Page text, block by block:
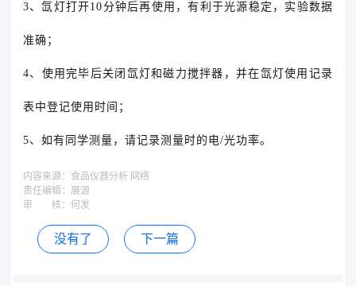
3、氙灯打开10分钟后再使用，有利于光源稳定，实验数据
准确；
4、使用完毕后关闭氙灯和磁力搅拌器，并在氙灯使用记录
表中登记使用时间；
5、如有同学测量，请记录测量时的电/光功率。
内容来源： 食品仪器分析 网络
责任编辑： 展源
审 核： 何发
没有了 下一篇